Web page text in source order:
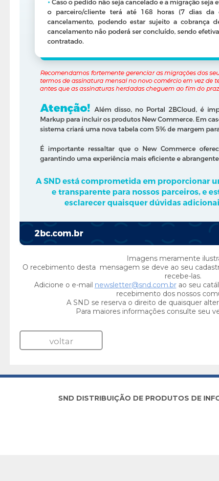
Imagens meramente
O recebimento desta mensagem se deve ao seu
recebe-las.
Adicione o e-mail newsletter@snd.com.brao seu
recebimento dos nossos
A SND se reserva o direito de quaisquer
Para maiores informações consulte seu
voltar
SND DISTRIBUIÇÃO DE PRODUTOS DE